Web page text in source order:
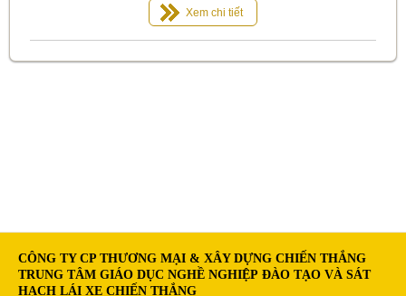
Xem chi tiết
CÔNG TY CP THƯƠNG MẠI & XÂY DỰNG CHIẾN THẮNG
TRUNG TÂM GIÁO DỤC NGHỀ NGHIỆP ĐÀO TẠO VÀ SÁT
HẠCH LÁI XE CHIẾN THẮNG